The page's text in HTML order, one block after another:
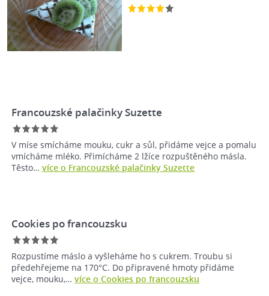
Francouzské palačinky Suzette
V míse smícháme mouku, cukr a sůl, přidáme vejce a pomalu
vmícháme mléko. Přimícháme 2 lžíce rozpuštěného másla.
Těsto… více o Francouzské palačinky Suzette
Cookies po francouzsku
Rozpustíme máslo a vyšleháme ho s cukrem. Troubu si
předehřejeme na 170°C. Do připravené hmoty přidáme
vejce, mouku,… více o Cookies po francouzsku